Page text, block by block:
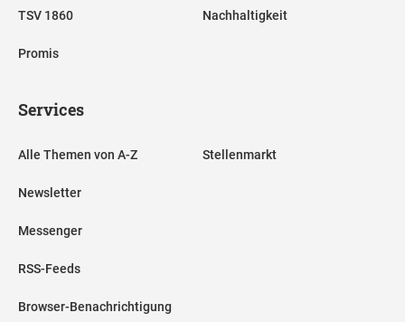
TSV 1860
Promis
Nachhaltigkeit
Services
Alle Themen von A-Z
Newsletter
Messenger
RSS-Feeds
Browser-Benachrichtigung
Stellenmarkt